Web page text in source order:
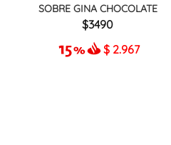
SOBRE GINA CHOCOLATE
3490
$ 2.967